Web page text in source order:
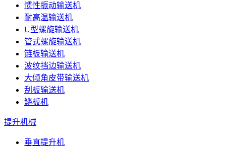
惯性振动输送机
耐高温输送机
U型螺旋输送机
管式螺旋输送机
链板输送机
波纹挡边输送机
大倾角皮带输送机
刮板输送机
鳞板机
提升机械
垂直提升机